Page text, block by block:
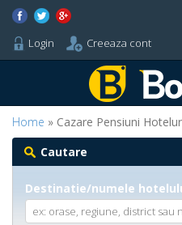
Login Creeaza cont
Home » Cazare Pensiuni
Cautare
Destinatie/numele